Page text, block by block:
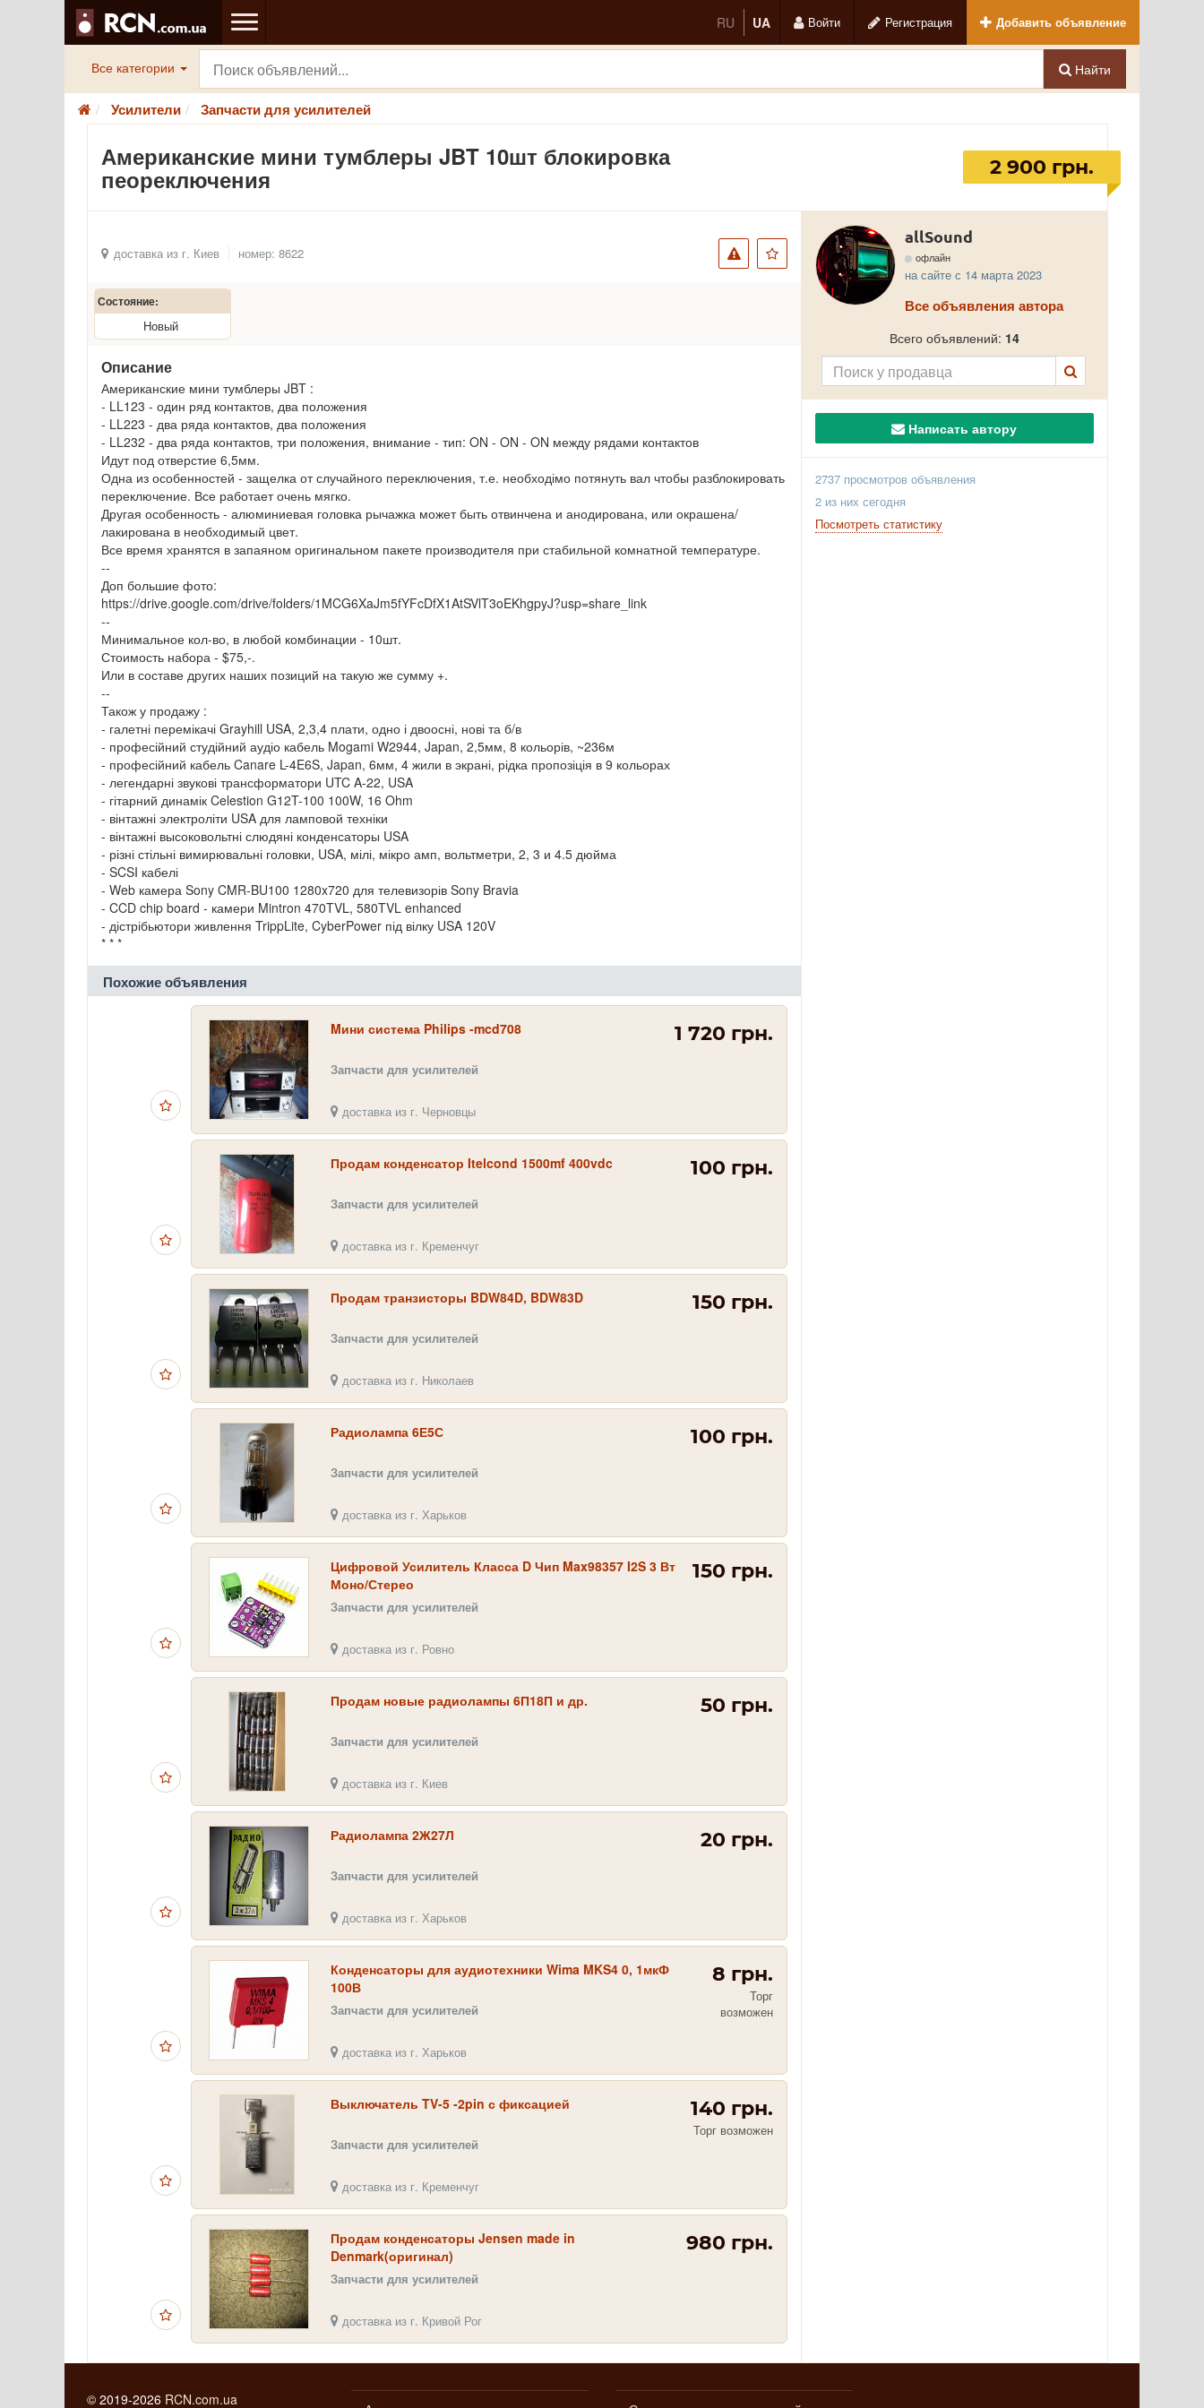
RU UA Войти Регистрация Добавить объявление
Все категории Найти
Усилители Запчасти для усилителей
Американские мини тумблеры JBT 10шт блокировка
пеореключения 2 900 грн.
доставка из г. Киев номер: 8622
Состояние:
Новый
Описание
Американские мини тумблеры JBT :
- LL123 - один ряд контактов, два положения
- LL223 - два ряда контактов, два положения
- LL232 - два ряда контактов, три положения, внимание - тип: ON - ON - ON между рядами контактов
Идут под отверстие 6,5мм.
Одна из особенностей - защелка от случайного переключения, т.е. необходімо потянуть вал чтобы разблокировать
переключение. Все работает очень мягко.
Другая особенность - алюминиевая головка рычажка может быть отвинчена и анодирована, или окрашена/
лакирована в необходимый цвет.
Все время хранятся в запаяном оригинальном пакете производителя при стабильной комнатной температуре.
--
Доп большие фото:
https://drive.google.com/drive/folders/1MCG6XaJm5fYFcDfX1AtSVlT3oEKhgpyJ?usp=share_link
--
Минимальное кол-во, в любой комбинации - 10шт.
Стоимость набора - $75,-.
Или в составе других наших позиций на такую же сумму +.
--
Також у продажу :
- галетні перемікачі Grayhill USA, 2,3,4 плати, одно і двоосні, нові та б/в
- професійний студійний аудіо кабель Mogami W2944, Japan, 2,5мм, 8 кольорів, ~236м
- професійний кабель Canare L-4E6S, Japan, 6мм, 4 жили в экрані, рідка пропозіція в 9 кольорах
- легендарні звукові трансформатори UTC A-22, USA
- гітарний динамік Celestion G12T-100 100W, 16 Ohm
- вінтажні электроліти USA для ламповой техніки
- вінтажні высоковольтні слюдяні конденсаторы USA
- різні стільні вимирювальні головки, USA, мілі, мікро амп, вольтметри, 2, 3 и 4.5 дюйма
- SCSI кабелі
- Web камера Sony CMR-BU100 1280x720 для телевизорів Sony Bravia
- CCD chip board - камери Mintron 470TVL, 580TVL enhanced
- дістрібьютори живлення TrippLite, CyberPower під вілку USA 120V
* * *
Похожие объявления
Mини система Philips -mcd708
Запчасти для усилителей
доставка из г. Черновцы
1 720 грн.
Продам конденсатор Itelcond 1500mf 400vdc
Запчасти для усилителей
доставка из г. Кременчуг
100 грн.
Продам транзисторы BDW84D, BDW83D
Запчасти для усилителей
доставка из г. Николаев
150 грн.
Радиолампа 6Е5С
Запчасти для усилителей
доставка из г. Харьков
100 грн.
Цифровой Усилитель Класса D Чип Max98357 I2S 3 Вт
Моно/Стерео
Запчасти для усилителей
доставка из г. Ровно
150 грн.
Продам новые радиолампы 6П18П и др.
Запчасти для усилителей
доставка из г. Киев
50 грн.
Радиолампа 2Ж27Л
Запчасти для усилителей
доставка из г. Харьков
20 грн.
Конденсаторы для аудиотехники Wima MKS4 0, 1мкФ
100В
Запчасти для усилителей
доставка из г. Харьков
8 грн.
Торг
возможен
Выключатель TV-5 -2pin с фиксацией
Запчасти для усилителей
доставка из г. Кременчуг
140 грн.
Торг возможен
Продам конденсаторы Jensen made in
Denmark(оригинал)
Запчасти для усилителей
доставка из г. Кривой Рог
980 грн.
allSound
офлайн
на сайте с 14 марта 2023
Все объявления автора
Всего объявлений: 14
Написать автору
2737 просмотров объявления
2 из них сегодня
Посмотреть статистику
© 2019-2026 RCN.com.ua